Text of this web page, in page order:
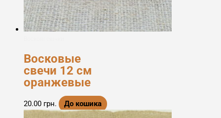
Восковые
свечи 12 см
оранжевые
20.00 грн. До кошика